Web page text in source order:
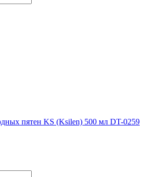
пятен KS (Ksilen) 500 мл DT-0259